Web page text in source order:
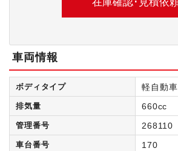
車両情報
ボディタイプ 軽自動車
排気量 660cc
管理番号 268110
車台番号
170